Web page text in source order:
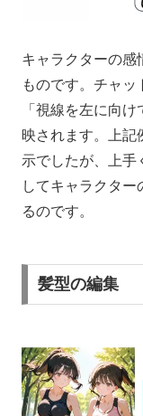
キャラクターの感
ものです。チャッ
「視線を左に向
映されます。上記
示でしたが、上手
してキャラクター
るのです。
髪型の編集